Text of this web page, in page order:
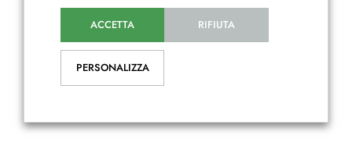
ACCETTA RIFIUTA
PERSONALIZZA